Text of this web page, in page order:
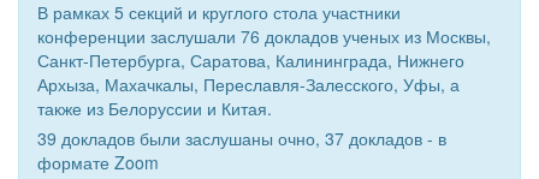
В рамках 5 секций и круглого стола участники
конференции заслушали 76 докладов ученых из Москвы,
Санкт-Петербурга, Саратова, Калининграда, Нижнего
Архыза, Махачкалы, Переславля-Залесского, Уфы, а
также из Белоруссии и Китая.
39 докладов были заслушаны очно, 37 докладов - в
формате Zoom